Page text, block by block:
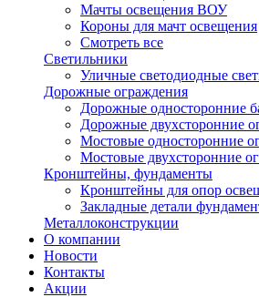
Мачты освещения ВОУ
Короны для мачт освещения
Смотреть все
Светильники
Уличные светодиодные
Дорожные ограждения
Дорожные oдносторонние
Дорожные двухсторонние
Мостовые односторонние
Мостовые двухсторонние
Кронштейны, фундаменты
Кронштейны для опор
Закладные детали
Металлоконструкции
О компании
Новости
Контакты
Акции